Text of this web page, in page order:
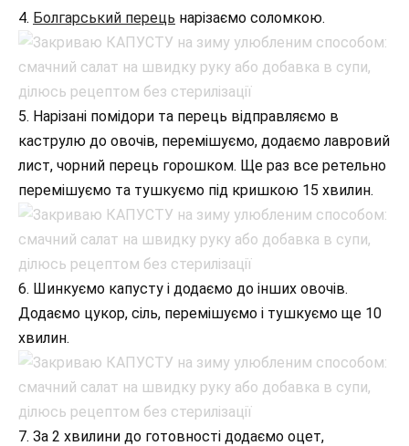
4. Болгарський перець нарізаємо соломкою.
5. Нарізані помідори та перець відправляємо в
каструлю до овочів, перемішуємо, додаємо лавровий
лист, чорний перець горошком. Ще раз все ретельно
перемішуємо та тушкуємо під кришкою 15 хвилин.
6. Шинкуємо капусту і додаємо до інших овочів.
Додаємо цукор, сіль, перемішуємо і тушкуємо ще 10
хвилин.
7. За 2 хвилини до готовності додаємо оцет,